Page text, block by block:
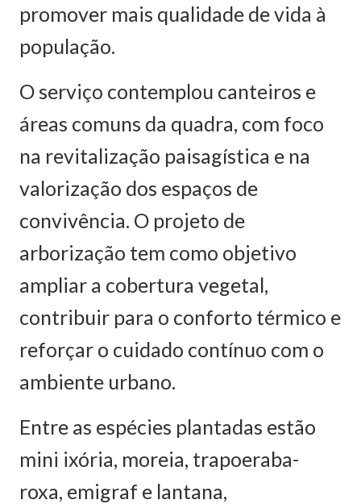
promover mais qualidade de vida à
população.
O serviço contemplou canteiros e
áreas comuns da quadra, com foco
na revitalização paisagística e na
valorização dos espaços de
convivência. O projeto de
arborização tem como objetivo
ampliar a cobertura vegetal,
contribuir para o conforto térmico e
reforçar o cuidado contínuo com o
ambiente urbano.
Entre as espécies plantadas estão
mini ixória, moreia, trapoeraba-
roxa, emigraf e lantana,